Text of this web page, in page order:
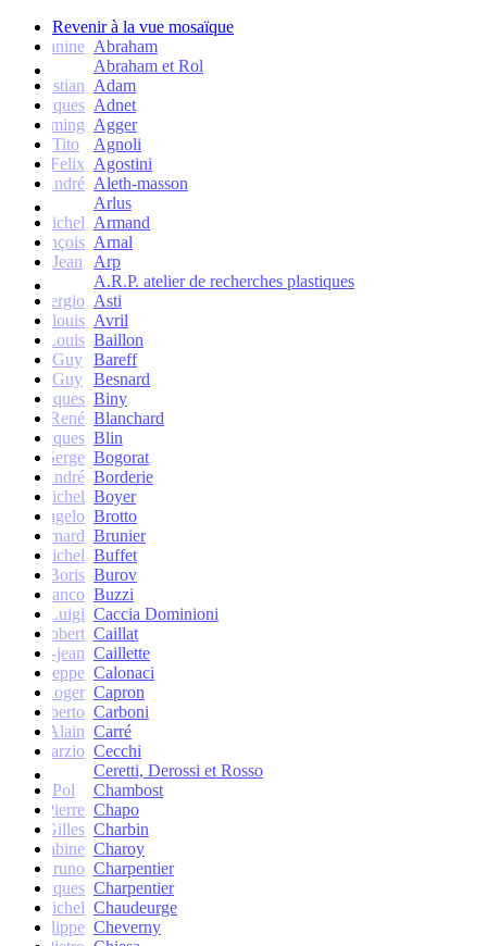
Revenir à la vue mosaïque
Janine Abraham
Abraham et Rol
Christian Adam
Jacques Adnet
Flemming Agger
Tito
Agnoli
Felix Agostini
André Aleth-masson
Arlus
Michel Armand
François Arnal
Jean
Arp
A.R.P. atelier de recherches plastiques
Sergio Asti
Jean-louis Avril
Louis Baillon
Guy Bareff
Guy Besnard
Jacques Biny
René Blanchard
Jacques Blin
Serge Bogorat
André Borderie
Michel Boyer
Angelo Brotto
Bernard Brunier
Michel Buffet
Boris Burov
Franco Buzzi
Luigi Caccia Dominioni
Robert Caillat
René-jean Caillette
Giuseppe Calonaci
Roger Capron
Erberto Carboni
Alain Carré
Marzio Cecchi
Ceretti, Derossi et Rosso
Pol
Chambost
Pierre Chapo
Gilles Charbin
Sabine Charoy
Bruno Charpentier
Jacques Charpentier
Jean-Michel Chaudeurge
Philippe Cheverny